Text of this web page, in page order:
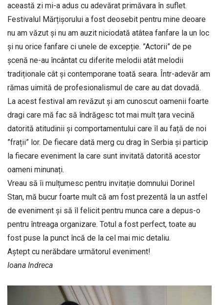
această zi mi-a adus cu adevărat primăvara în suflet.
Festivalul Mărțișorului a fost deosebit pentru mine deoare
nu am văzut și nu am auzit niciodată atâtea fanfare la un loc
și nu orice fanfare ci unele de excepție. ”Actorii” de pe
șcenă ne-au încântat cu diferite melodii atât melodii
tradiționale cât și contemporane toată seara. Într-adevăr am
rămas uimită de profesionalismul de care au dat dovadă.
La acest festival am revăzut și am cunoscut oamenii foarte
dragi care mă fac să îndrăgesc tot mai mult țara vecină
datorită atitudinii și comportamentului care îl au față de noi
”frații” lor. De fiecare dată merg cu drag în Serbia și particip
la fiecare eveniment la care sunt invitată datorită acestor
oameni minunați.
Vreau să îi mulțumesc pentru invitație domnului Dorinel
Stan, mă bucur foarte mult că am fost prezentă la un astfel
de eveniment și să îl felicit pentru munca care a depus-o
pentru întreaga organizare. Totul a fost perfect, toate au
fost puse la punct încă de la cel mai mic detaliu.
Aștept cu nerăbdare următorul eveniment!
Ioana Indreca